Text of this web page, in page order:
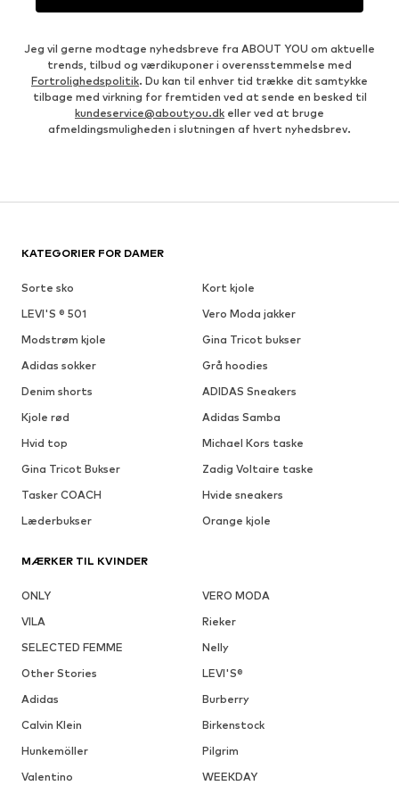
Jeg vil gerne modtage nyhedsbreve fra ABOUT YOU om aktuelle
trends, tilbud og værdikuponer i overensstemmelse med
Fortrolighedspolitik. Du kan til enhver tid trække dit samtykke
tilbage med virkning for fremtiden ved at sende en besked til
kundeservice@aboutyou.dk eller ved at bruge
afmeldingsmuligheden i slutningen af hvert nyhedsbrev.
KATEGORIER FOR DAMER
Sorte sko
Kort kjole
LEVI'S ® 501
Vero Moda jakker
Modstrøm kjole
Gina Tricot bukser
Adidas sokker
Grå hoodies
Denim shorts
ADIDAS Sneakers
Kjole rød
Adidas Samba
Hvid top
Michael Kors taske
Gina Tricot Bukser
Zadig Voltaire taske
Tasker COACH
Hvide sneakers
Læderbukser
Orange kjole
MÆRKER TIL KVINDER
ONLY
VERO MODA
VILA
Rieker
SELECTED FEMME
Nelly
Other Stories
LEVI'S®
Adidas
Burberry
Calvin Klein
Birkenstock
Hunkemöller
Pilgrim
Valentino
WEEKDAY